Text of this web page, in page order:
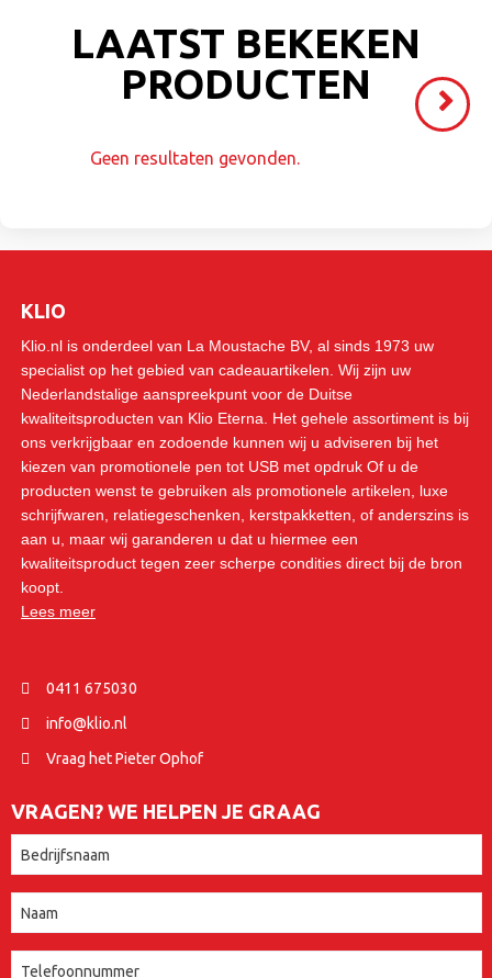
LAATST BEKEKEN
PRODUCTEN
Geen resultaten gevonden.
Volgende
KLIO
Klio.nl is onderdeel van La Moustache BV, al sinds 1973 uw
specialist op het gebied van cadeauartikelen. Wij zijn uw
Nederlandstalige aanspreekpunt voor de Duitse
kwaliteitsproducten van Klio Eterna. Het gehele assortiment is bij
ons verkrijgbaar en zodoende kunnen wij u adviseren bij het
kiezen van promotionele pen tot USB met opdruk Of u de
producten wenst te gebruiken als promotionele artikelen, luxe
schrijfwaren, relatiegeschenken, kerstpakketten, of anderszins is
aan u, maar wij garanderen u dat u hiermee een
kwaliteitsproduct tegen zeer scherpe condities direct bij de bron
koopt.
Lees meer
0411 675030
info@klio.nl
Vraag het Pieter Ophof
VRAGEN? WE HELPEN JE GRAAG